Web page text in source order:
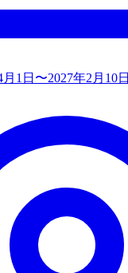
月1日〜2027年2月10日